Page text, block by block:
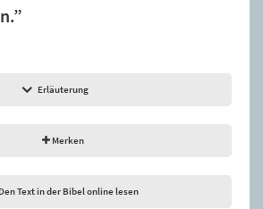
Erläuterung
Merken
Den Text in der Bibel online lesen